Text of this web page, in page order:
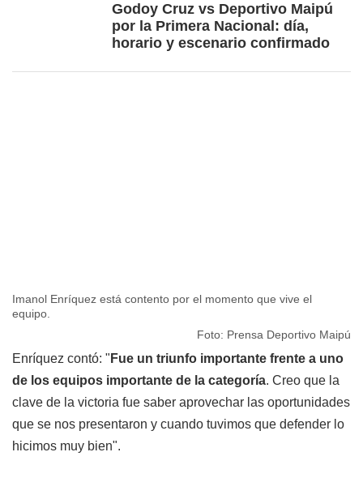
Godoy Cruz vs Deportivo Maipú
por la Primera Nacional: día,
horario y escenario confirmado
Imanol Enríquez está contento por el momento que vive el
equipo.
Foto: Prensa Deportivo Maipú
Enríquez contó: " Fue un triunfo importante frente a uno
de los equipos importante de la categoría. Creo que la
clave de la victoria fue saber aprovechar las oportunidades
que se nos presentaron y cuando tuvimos que defender lo
hicimos muy bien".